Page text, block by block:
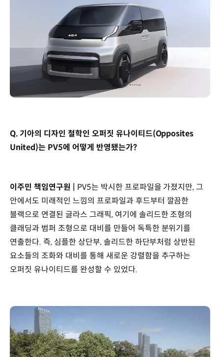
Q. 기아의 디자인 철학인 오퍼짓 유나이티드(Opposites
United)는 PV5에 어떻게 반영됐는가?
이주민 책임연구원 |
PV5는 박시한 프로파일을 가졌지만, 그
안에서도 미래적인 느낌의 프로파일과 후드부터 깔끔한
블랙으로 연결된 글라스 그래픽, 여기에 솔리드한 조형의
클래딩과 범퍼 조형으로 대비를 만들어 독특한 분위기를
연출한다. 즉, 심플한 상단부, 솔리드한 하단부처럼 상반된
요소들의 조화와 대비를 통해 새로운 강렬함을 추구하는
오퍼짓 유나이티드를 완성할 수 있었다.